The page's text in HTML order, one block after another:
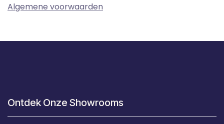
Algemene voorwaarden
Ontdek Onze Showrooms